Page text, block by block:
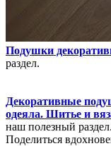
Подушки
раздел.
Декоративные
одеяла. Шитье и
наш полезный раздел.
Поделиться